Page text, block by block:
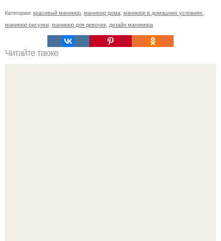
Категории: красивый маникюр маникюр дома маникюр в домашних условиях
маникюр рисунки маникюр для девочек дизайн маникюра
Читайте также